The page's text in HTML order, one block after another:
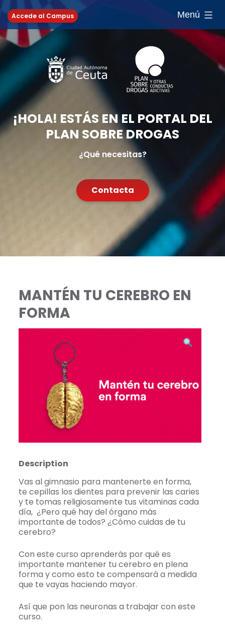
Saltar
contenido
Accede al Campus Menú
¡HOLA! ESTÁS EN EL PORTAL DEL
PLAN SOBRE DROGAS
¿Qué necesitas?
Contacta
MANTÉN TU CEREBRO EN
FORMA
Description
Vas al gimnasio para mantenerte en forma,
te cepillas los dientes para prevenir las caries
y te tomas religiosamente tus vitaminas cada
día, ¿Pero qué hay del órgano más
importante de todos? ¿Cómo cuidas de tu
cerebro?
Con este curso aprenderás por qué es
importante mantener tu cerebro en plena
forma y como esto te compensará a medida
que te vayas haciendo mayor.
Así que pon las neuronas a trabajar con este
curso.